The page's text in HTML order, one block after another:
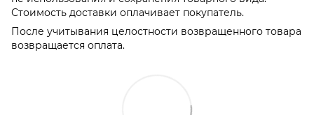
Стоимость доставки оплачивает покупатель.
После учитывания целостности возвращенного товара
возвращается оплата.